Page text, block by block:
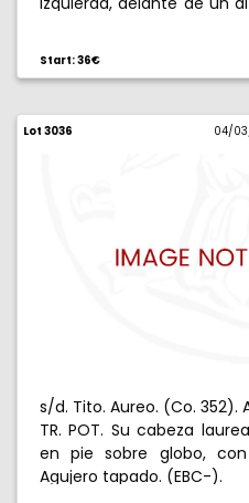
Start: 36€
Lot 3036 04/
s/d. Tito. Aureo. (Co. 352).
TR. POT. Su cabeza
en pie sobre globo,
Agujero tapado. (EBC-).